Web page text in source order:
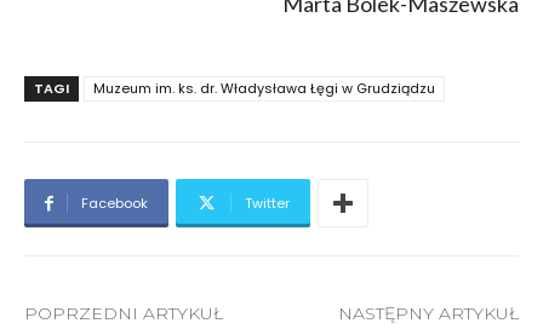
TAGI Muzeum im. ks. dr. Władysława Łęgi w Grudziądzu
Facebook Twitter
POPRZEDNI ARTYKUŁ NASTĘPNY ARTYKUŁ